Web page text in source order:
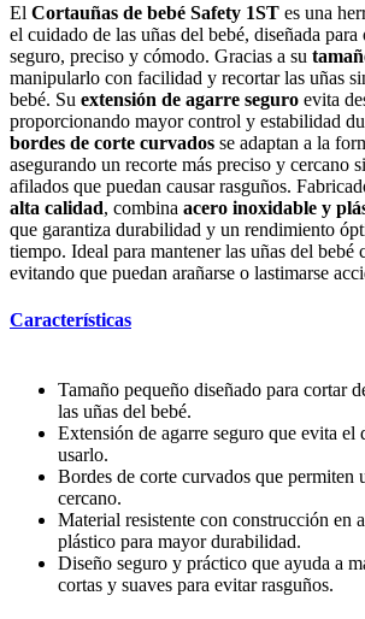
El Cortauñas de bebé Safety 1ST es una
el cuidado de las uñas del bebé, diseñada
seguro, preciso y cómodo. Gracias a su
manipularlo con facilidad y recortar las uñas
bebé. Su extensión de agarre seguro evita
proporcionando mayor control y estabilidad
bordes de corte curvados se adaptan a la
asegurando un recorte más preciso y cercano
afilados que puedan causar rasguños.
alta calidad, combina acero inoxidable y
que garantiza durabilidad y un rendimiento
tiempo. Ideal para mantener las uñas del bebé
evitando que puedan arañarse o lastimarse
Características
Tamaño pequeño diseñado para cortar
las uñas del bebé.
Extensión de agarre seguro que evita el
usarlo.
Bordes de corte curvados que permiten
cercano.
Material resistente con construcción en
plástico para mayor durabilidad.
Diseño seguro y práctico que ayuda a
cortas y suaves para evitar rasguños.